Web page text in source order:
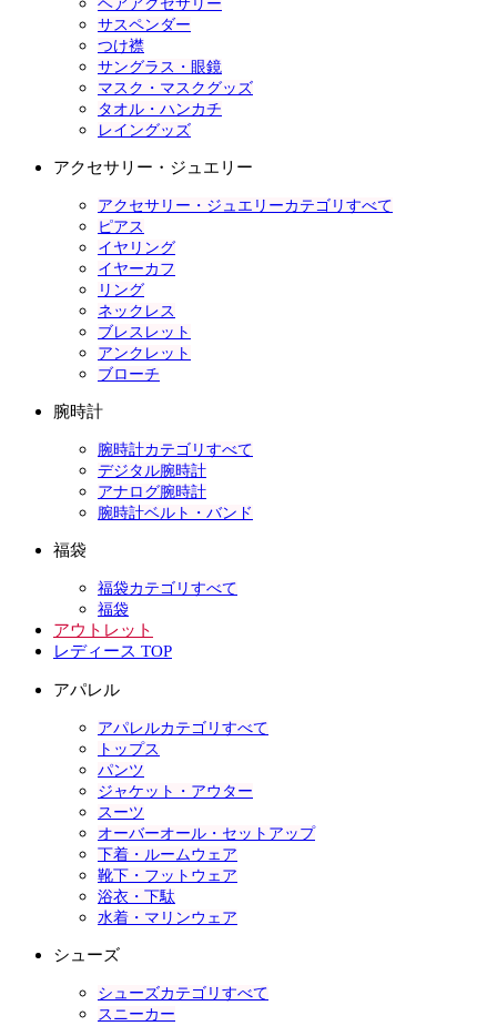
ヘアアクセサリー
サスペンダー
つけ襟
サングラス・眼鏡
マスク・マスクグッズ
タオル・ハンカチ
レイングッズ
アクセサリー・ジュエリー
アクセサリー・ジュエリーカテゴリすべて
ピアス
イヤリング
イヤーカフ
リング
ネックレス
ブレスレット
アンクレット
ブローチ
腕時計
腕時計カテゴリすべて
デジタル腕時計
アナログ腕時計
腕時計ベルト・バンド
福袋
福袋カテゴリすべて
福袋
アウトレット
レディース TOP
アパレル
アパレルカテゴリすべて
トップス
パンツ
ジャケット・アウター
スーツ
オーバーオール・セットアップ
下着・ルームウェア
靴下・フットウェア
浴衣・下駄
水着・マリンウェア
シューズ
シューズカテゴリすべて
スニーカー